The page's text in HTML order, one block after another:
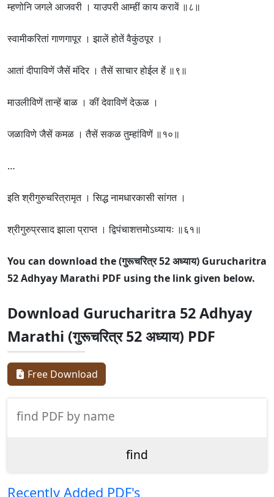
म्हणोनि जगले आजवरी । याउपरी आम्हीं काय करावें ॥८॥
स्वामीकरितां गाणगापूर । झालें होतें वैकुंठपूर ।
आतां दीपाविणें जैसें मंदिर । तैसें साचार होईल हें ॥९॥
माउलीविणें तान्हें बाळ । कीं देवाविणें देऊळ ।
जळाविणे जैसें कमळ । तैसें सकळ तुम्हांविणें ॥१०॥
…
इति श्रीगुरुचरित्रामृत । सिद्ध नामधारकासी सांगत ।
श्रीगुरुप्रसाद झाला प्राप्त । द्विपंचाशत्तमोऽध्यायः ॥६१॥
You can download the (गुरूचरित्र 52 अध्याय) Gurucharitra
52 Adhyay Marathi PDF using the link given below.
Download Gurucharitra 52 Adhyay
Marathi (गुरूचरित्र 52 अध्याय) PDF
Free Download
Recently Added PDF's